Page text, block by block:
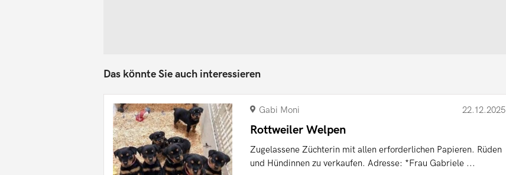
Das könnte Sie auch interessieren
Gabi Moni 22.12.2025
Rottweiler Welpen
Zugelassene Züchterin mit allen erforderlichen Papieren. Rüden
und Hündinnen zu verkaufen. Adresse: *Frau Gabriele ...